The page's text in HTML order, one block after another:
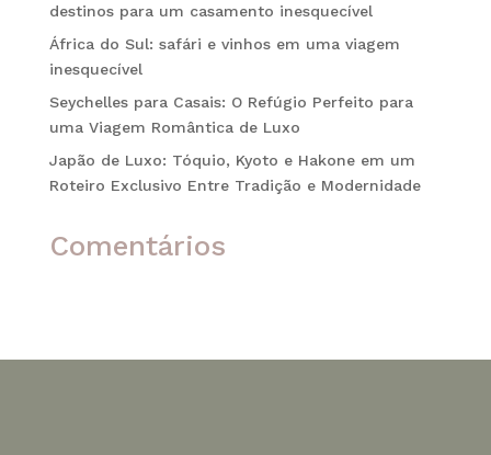
destinos para um casamento inesquecível
África do Sul: safári e vinhos em uma viagem
inesquecível
Seychelles para Casais: O Refúgio Perfeito para
uma Viagem Romântica de Luxo
Japão de Luxo: Tóquio, Kyoto e Hakone em um
Roteiro Exclusivo Entre Tradição e Modernidade
Comentários